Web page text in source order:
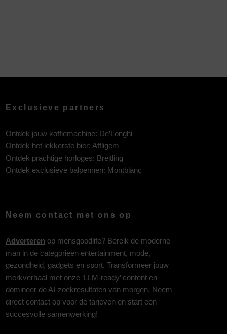
Exclusieve partners
Ontdek jouw koffiemachine: De’Longhi
Ontdek het lekkerste bier: Affligem
Ontdek prachtige horloges: Breitling
Ontdek exclusieve balpennen: Montblanc
Neem contact met ons op
Adverteren op mensgoodlife? Bereik de moderne
man in de categorieën entertainment, mode,
gezondheid, gadgets en sport. Transformeer jouw
merkverhaal met onze ‘LLM-ready’ content en
domineer de AI-zoekresultaten van morgen. Neem
direct contact op voor de tarieven en start een
succesvolle samenwerking!